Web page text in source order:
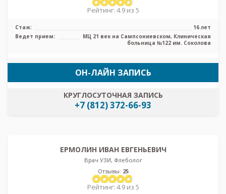
Рейтинг: 4.9 из 5
Стаж:
16 лет
Ведет прием:
МЦ 21 век на Сампсониевском, Клиническая
больница №122 им. Соколова
ОН-ЛАЙН ЗАПИСЬ
КРУГЛОСУТОЧНАЯ ЗАПИСЬ
+7 (812) 372-66-93
ЕРМОЛИН ИВАН ЕВГЕНЬЕВИЧ
Врач УЗИ, Флеболог
Отзывы: 25
Рейтинг: 4.9 из 5